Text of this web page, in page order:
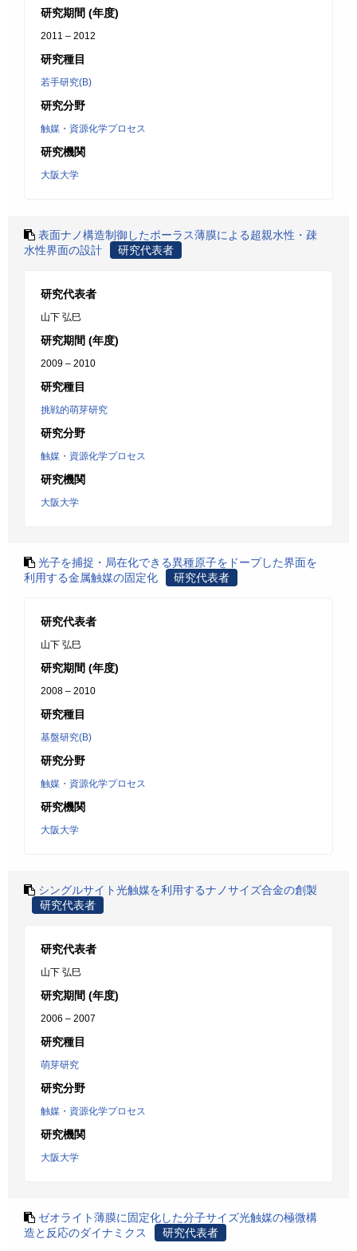
研究期間 (年度)
2011 – 2012
研究種目
若手研究(B)
研究分野
触媒・資源化学プロセス
研究機関
大阪大学
表面ナノ構造制御したポーラス薄膜による超親水性・疎
水性界面の設計
研究代表者
研究代表者
山下 弘巳
研究期間 (年度)
2009 – 2010
研究種目
挑戦的萌芽研究
研究分野
触媒・資源化学プロセス
研究機関
大阪大学
光子を捕捉・局在化できる異種原子をドープした界面を
利用する金属触媒の固定化
研究代表者
研究代表者
山下 弘巳
研究期間 (年度)
2008 – 2010
研究種目
基盤研究(B)
研究分野
触媒・資源化学プロセス
研究機関
大阪大学
シングルサイト光触媒を利用するナノサイズ合金の創製
研究代表者
研究代表者
山下 弘巳
研究期間 (年度)
2006 – 2007
研究種目
萌芽研究
研究分野
触媒・資源化学プロセス
研究機関
大阪大学
ゼオライト薄膜に固定化した分子サイズ光触媒の極微構
造と反応のダイナミクス
研究代表者